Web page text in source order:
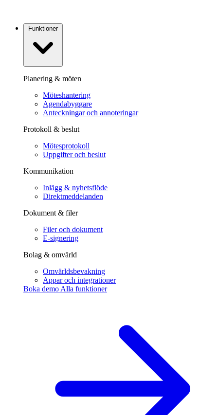
Funktioner
Planering & möten
Möteshantering
Agendabyggare
Anteckningar och annoteringar
Protokoll & beslut
Mötesprotokoll
Uppgifter och beslut
Kommunikation
Inlägg & nyhetsflöde
Direktmeddelanden
Dokument & filer
Filer och dokument
E-signering
Bolag & omvärld
Omvärldsbevakning
Appar och integrationer
Boka demo Alla funktioner